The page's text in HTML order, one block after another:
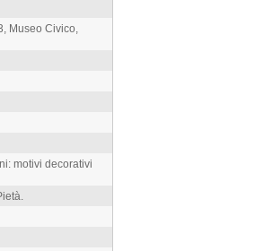
Museo Civico,
motivi decorativi